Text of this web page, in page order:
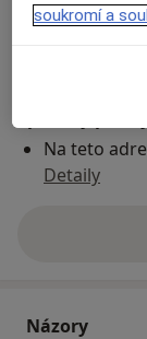
Dostupnost
Na této
Na teto
Detaily
Názory
soukromí a